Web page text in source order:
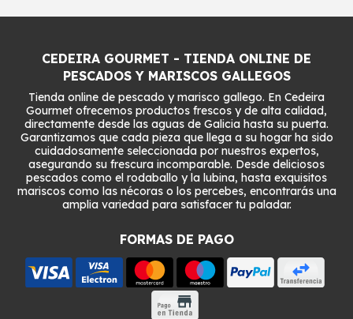
CEDEIRA GOURMET - TIENDA ONLINE DE
PESCADOS Y MARISCOS GALLEGOS
Tienda online de pescado y marisco gallego. En Cedeira
Gourmet ofrecemos productos frescos y de alta calidad,
directamente desde las aguas de Galicia hasta su puerta.
Garantizamos que cada pieza que llega a su hogar ha sido
cuidadosamente seleccionada por nuestros expertos,
asegurando su frescura incomparable. Desde deliciosos
pescados como el rodaballo y la lubina, hasta exquisitos
mariscos como las nécoras o los percebes, encontrarás una
amplia variedad para satisfacer tu paladar.
FORMAS DE PAGO